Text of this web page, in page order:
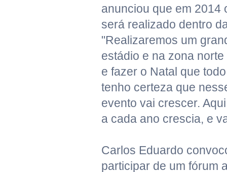
anunciou que em 2014
será realizado dentro
"Realizaremos um
estádio e na zona
e fazer o Natal que
tenho certeza que
evento vai crescer.
a cada ano crescia, e
Carlos Eduardo
participar de um fórum